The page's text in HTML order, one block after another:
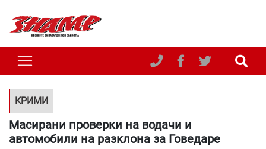
КРИМИ
Масирани проверки на водачи и
автомобили на разклона за Говедаре